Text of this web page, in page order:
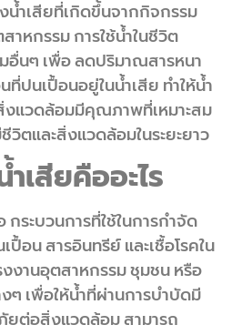
ำเสียที่เกิดขึ้นจากกิจกรรม
าหกรรม การใช้น้ำในชีวิต
อื่นๆ เพื่อ ลดปริมาณสารหนา
ที่ปนเปื้อนอยู่ในน้ำเสีย ทำให้น้ำ
แวดล้อมมีคุณภาพที่เหมาะสม
ตและสิ่งแวดล้อมในระยะยาว
เสียคืออะไร
กระบวนการที่ใช้ในการกำจัด
อน สารอินทรีย์ และเชื้อโรคใน
งงานอุตสาหกรรม ชุมชน หรือ
ๆ เพื่อให้น้ำที่ผ่านการบำบัดมี
ต่อสิ่งแวดล้อม สามารถ